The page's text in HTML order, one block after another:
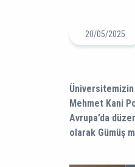
20/05/2025
Mehmet Kani
Avrupa’da
olarak Gümüş